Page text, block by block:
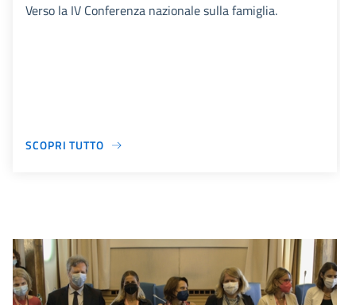
Verso la IV Conferenza nazionale sulla famiglia.
SCOPRI TUTTO